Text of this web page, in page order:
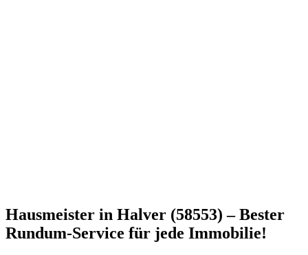
Hausmeister in Halver (58553) – Bester
Rundum-Service für jede Immobilie!